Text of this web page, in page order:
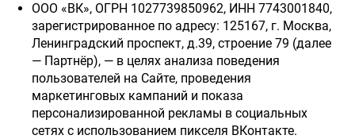
ООО «ВК», ОГРН 1027739850962, ИНН 7743001840,
зарегистрированное по адресу: 125167, г. Москва,
Ленинградский проспект, д.39, строение 79 (далее
— Партнёр), — в целях анализа поведения
пользователей на Сайте, проведения
маркетинговых кампаний и показа
персонализированной рекламы в социальных
сетях с использованием пикселя ВКонтакте.